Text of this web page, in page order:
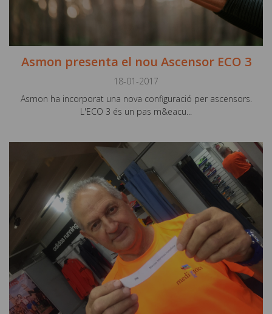
Asmon presenta el nou Ascensor ECO 3
18-01-2017
Asmon ha incorporat una nova configuració per ascensors.
L'ECO 3 és un pas m&eacu...